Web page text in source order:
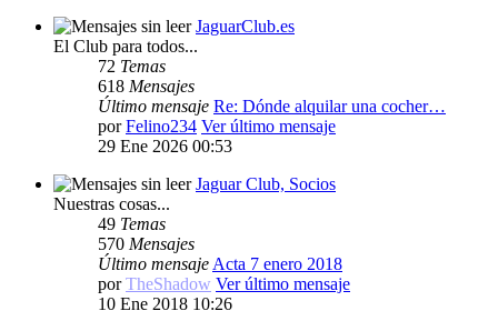
JaguarClub.es
El Club para todos...
72 Temas
618 Mensajes
Último mensaje Re: Dónde alquilar una cocher…
porFelino234 Ver último mensaje
29 Ene 2026 00:53
Jaguar Club, Socios
Nuestras cosas...
49 Temas
570 Mensajes
Último mensajeActa 7 enero 2018
porTheShadow Ver último mensaje
10 Ene 2018 10:26